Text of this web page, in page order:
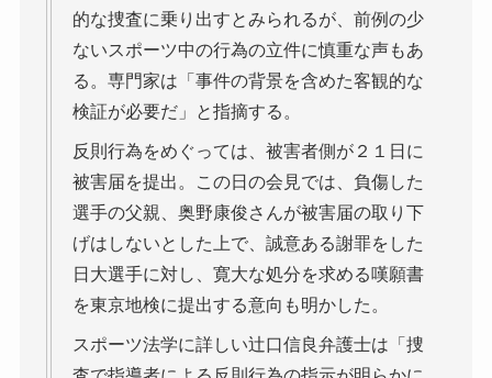
的な捜査に乗り出すとみられるが、前例の少
ないスポーツ中の行為の立件に慎重な声もあ
る。専門家は「事件の背景を含めた客観的な
検証が必要だ」と指摘する。
反則行為をめぐっては、被害者側が２１日に
被害届を提出。この日の会見では、負傷した
選手の父親、奥野康俊さんが被害届の取り下
げはしないとした上で、誠意ある謝罪をした
日大選手に対し、寛大な処分を求める嘆願書
を東京地検に提出する意向も明かした。
スポーツ法学に詳しい辻口信良弁護士は「捜